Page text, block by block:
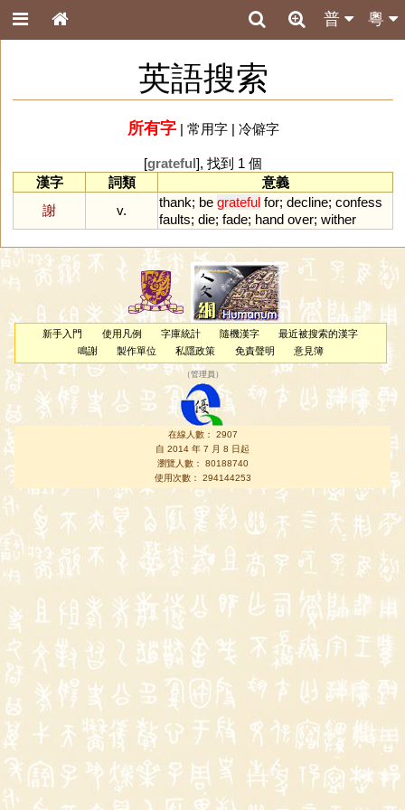
粵
普
英語搜索
所有字| 常用字| 冷僻字
[grateful], 找到 1 個
漢字
詞類
意義
謝
v.
thank; be grateful for; decline; confess
faults; die; fade; hand over; wither
新手入門 使用凡例 字庫統計 隨機漢字
最近被搜索的漢字
鳴謝
製作單位 私隱政策 免責聲明 意見簿
（管理員 ）
在線人數： 2907
自 2014 年 7 月 8 日起
瀏覽人數： 80188740
使用次數： 294144253